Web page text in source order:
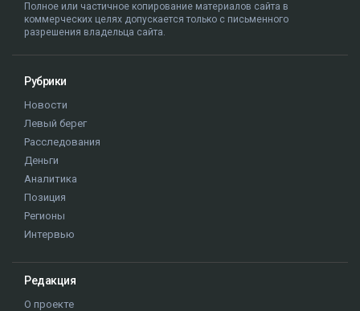
Полное или частичное копирование материалов сайта в
коммерческих целях допускается только с письменного
разрешения владельца сайта.
Рубрики
Новости
Левый берег
Расследования
Деньги
Аналитика
Позиция
Регионы
Интервью
Редакция
О проекте